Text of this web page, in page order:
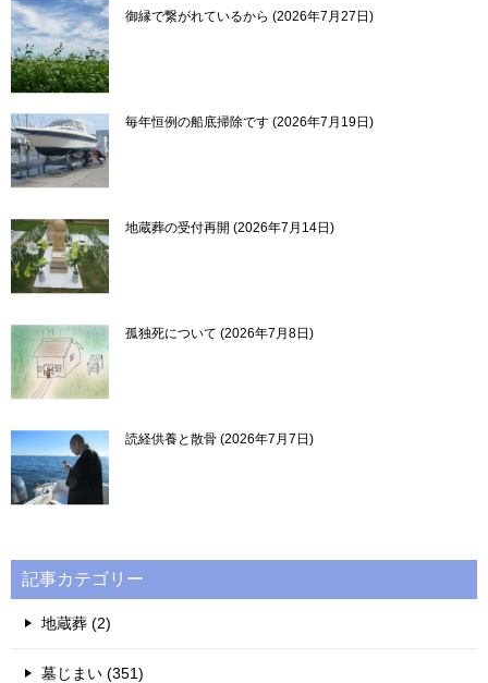
御縁で繋がれているから 2026年7月27日
毎年恒例の船底掃除です 2026年7月19日
地蔵葬の受付再開 2026年7月14日
孤独死について 2026年7月8日
読経供養と散骨 2026年7月7日
記事カテゴリー
地蔵葬 (2)
墓じまい (351)